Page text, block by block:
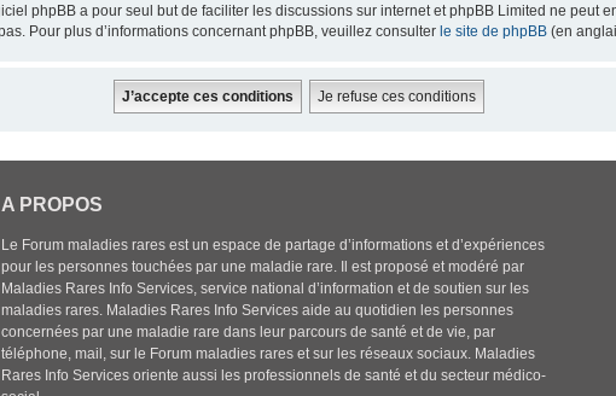
phpBB a pour seul but de faciliter les discussions sur internet et phpBB Limited ne peut
Pour plus d’informations concernant phpBB, veuillez consulter le site de phpBB (en
A PROPOS
Le Forum maladies rares est un espace de partage d’informations et d’expériences
pour les personnes touchées par une maladie rare. Il est proposé et modéré par
Maladies Rares Info Services, service national d’information et de soutien sur les
maladies rares. Maladies Rares Info Services aide au quotidien les personnes
concernées par une maladie rare dans leur parcours de santé et de vie, par
téléphone, mail, sur le Forum maladies rares et sur les réseaux sociaux. Maladies
Rares Info Services oriente aussi les professionnels de santé et du secteur médico-